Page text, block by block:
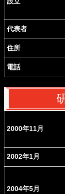
代表者
住所
電話
2000年11月
2002年1月
2004年5月